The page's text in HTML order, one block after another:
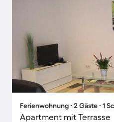
Ferienwohnung ∙ 2 Gäste ∙ 1
Apartment mit Terrasse